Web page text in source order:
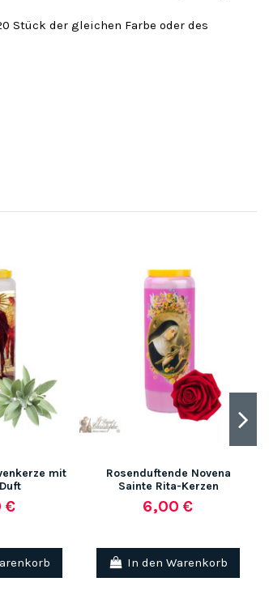
Stück der gleichen Farbe oder des
mit
€
Rosenduftende Novena
Sainte Rita-Kerzen
6,00 €
In den Warenkorb